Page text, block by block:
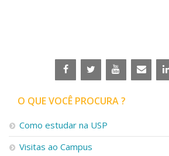
Linhas de Pesquisa
Centros, Núcleos e Projetos em Rede
Iniciação Científica
Empresas Juniores
Extensão à Comunidade
O QUE VOCÊ PROCURA ?
Como estudar na USP
Visitas ao Campus